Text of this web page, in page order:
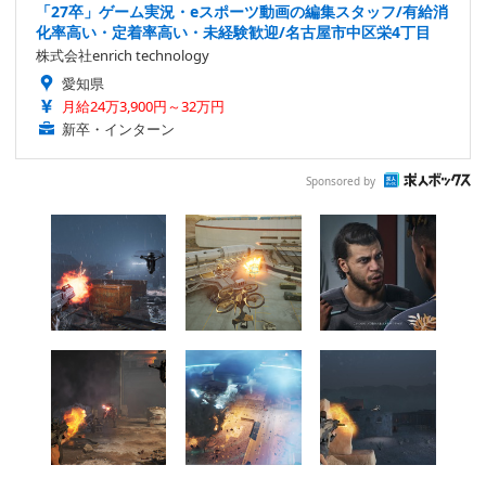
「27卒」ゲーム実況・eスポーツ動画の編集スタッフ/有給消
化率高い・定着率高い・未経験歓迎/名古屋市中区栄4丁目
株式会社enrich technology
愛知県
月給24万3,900円～32万円
新卒・インターン
Sponsored by